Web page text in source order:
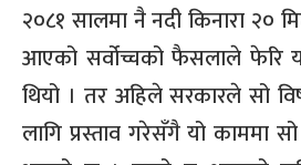
२०८१ सालमा नै नदी किनारा २०
आएको सर्वोच्चको फैसलाले फेरि
थियो । तर अहिले सरकारले सो
लागि प्रस्ताव गरेसँगै यो काममा